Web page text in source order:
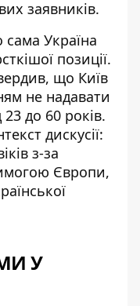
заявників.
Україна
позиції.
що Київ
не надавати
23 до 60 років.
дискусії:
з-за
Європи,
У